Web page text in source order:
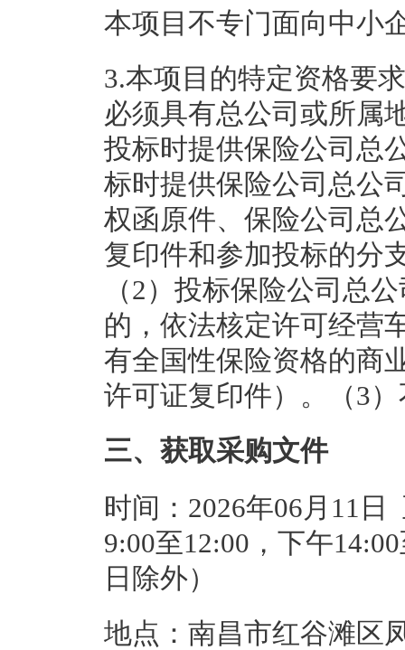
本项目不专门面向中小
3.本项目的特定资格要
必须具有总公司或所属
投标时提供保险公司总
标时提供保险公司总公
权函原件、保险公司总
复印件和参加投标的分
（2）投标保险公司总
的，依法核定许可经营
有全国性保险资格的商
许可证复印件）。（3
三、获取采购文件
时间：2026年06月11
9:00至12:00，下午
日除外）
地点：南昌市红谷滩区